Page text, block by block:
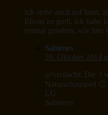
ich stehe auch auf bunt,
Etwas zu grell, ich habe
einmal gesehen, wie
Sabienes
26. Oktober 2014
@vivilacht: Die 3
Naturschauspiel 😉
LG
Sabienes